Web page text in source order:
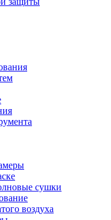
сушки
воздуха